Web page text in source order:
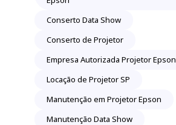
Conserto Data Show
Conserto de Projetor
Empresa Autorizada Projetor Epson
Locação de Projetor SP
Manutenção em Projetor Epson
Manutenção Data Show